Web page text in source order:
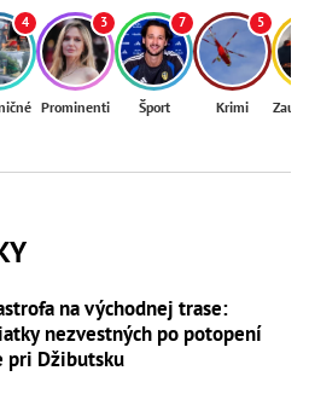
4 3
Prominenti
7
Šport
5
Krimi
na východnej trase:
nezvestných po potopení
pri Džibutsku